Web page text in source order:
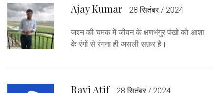
Ajay Kumar 28 सितंबर / 2024
जश्न की चमक में जीवन के क्षणभंगुर पंखों को आशा
के रंगों से रंगना ही असली सफ़र है।
Ravi Atif 28 सितंबर / 2024